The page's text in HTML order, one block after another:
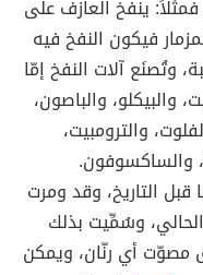
ينفخ العازف على
فيكون النفخ فيه
وتُصنَع آلات النفخ إمّا
والبيكلو، والباصون،
والترومبيت،
والساكسوفون.
التاريخ، وقد ومرت
وسُمِّيت بذلك
مصوّت أي رنّان، ويمكن